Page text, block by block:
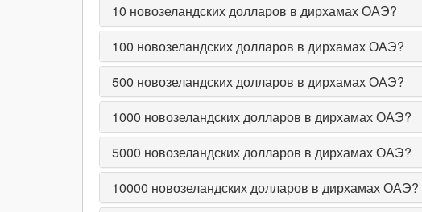
10 новозеландских долларов в дирхамах ОАЭ?
100 новозеландских долларов в дирхамах ОАЭ?
500 новозеландских долларов в дирхамах ОАЭ?
1000 новозеландских долларов в дирхамах ОАЭ?
5000 новозеландских долларов в дирхамах ОАЭ?
10000 новозеландских долларов в дирхамах ОАЭ?